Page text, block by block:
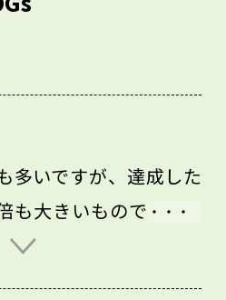
多いですが、達成した
大きいものです。ま
分の成長もやりがいの